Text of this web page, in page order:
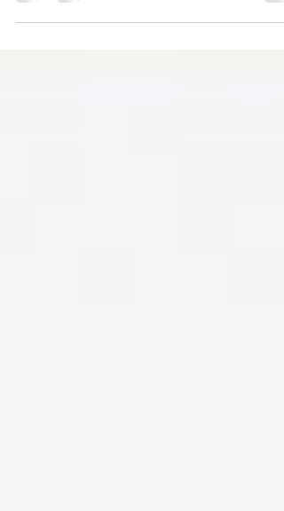
presencial de 15h,...